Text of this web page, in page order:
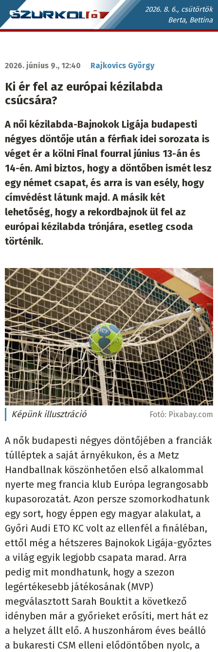
Ugrás
a
2026. 8. 6., csütörtök
Berta, Bettina
Szurkoló.sk
navigáció
2026. június 9., 12:40 Rajkovics György
Ki ér fel az európai kézilabda
csúcsára?
A női kézilabda-Bajnokok Ligája budapesti
négyes döntője után a férfiak idei sorozata is
véget ér a kölni Final fourral június 13-án és
14-én. Ami biztos, hogy a döntőben ismét lesz
egy német csapat, és arra is van esély, hogy
címvédést látunk majd. A másik két
lehetőség, hogy a rekordbajnok ül fel az
európai kézilabda trónjára, esetleg csoda
történik.
Képünk illusztráció Fotó: Pixabay.com
A nők budapesti négyes döntőjében a franciák
túlléptek a saját árnyékukon, és a Metz
Handballnak köszönhetően első alkalommal
nyerte meg francia klub Európa legrangosabb
kupasorozatát. Azon persze szomorkodhatunk
egy sort, hogy éppen egy magyar alakulat, a
Győri Audi ETO KC volt az ellenfél a fináléban,
ettől még a hétszeres Bajnokok Ligája-győztes
a világ egyik legjobb csapata marad. Arra
pedig mit mondhatunk, hogy a szezon
legértékesebb játékosának (MVP)
megválasztott Sarah Bouktit a következő
idényben már a győrieket erősíti, mert hát ez
a helyzet állt elő. A huszonhárom éves beálló
a bukaresti CSM elleni elődöntőben nyolc, a